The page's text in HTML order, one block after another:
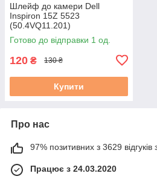
Шлейф до камери Dell
Inspiron 15Z 5523
(50.4VQ11.201)
Готово до відправки 1 од.
120 ₴ 130 ₴
Купити
Про нас
97% позитивних з 3629 відгуків
Працює з 24.03.2020